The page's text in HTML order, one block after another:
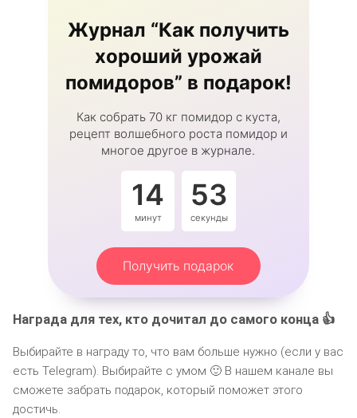
Журнал “Как получить
хороший урожай
помидоров” в подарок!
Как собрать 70 кг помидор с куста,
рецепт волшебного роста помидор и
многое другое в журнале.
14
минут
53
секунды
Получить подарок
Награда для тех, кто дочитал до самого конца 👍
Выбирайте в награду то, что вам больше нужно (если у вас
есть Telegram). Выбирайте с умом 🙂 В нашем канале вы
сможете забрать подарок, который поможет этого
достичь.